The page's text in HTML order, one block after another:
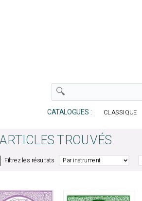
CATALOGUES : CLASSIQUE
TROUVÉS
Filtrez les résultats